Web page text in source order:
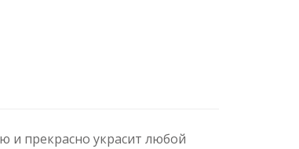
и прекрасно украсит любой